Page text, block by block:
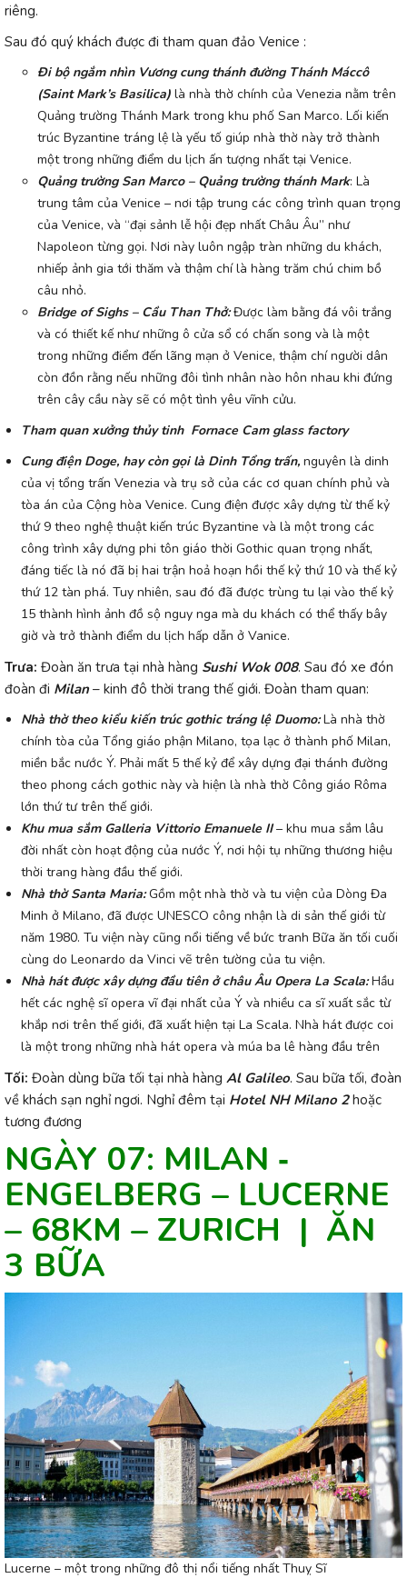
riêng.
Sau đó quý khách được đi tham quan đảo Venice :
Đi bộ ngắm nhìn Vương cung thánh đường Thánh Máccô
(Saint Mark’s Basilica) là nhà thờ chính của Venezia nằm trên
Quảng trường Thánh Mark trong khu phố San Marco. Lối kiến
trúc Byzantine tráng lệ là yếu tố giúp nhà thờ này trở thành
một trong những điểm du lịch ấn tượng nhất tại Venice.
Quảng trường San Marco – Quảng trường thánh Mark: Là
trung tâm của Venice – nơi tập trung các công trình quan trọng
của Venice, và “đại sảnh lễ hội đẹp nhất Châu Âu” như
Napoleon từng gọi. Nơi này luôn ngập tràn những du khách,
nhiếp ảnh gia tới thăm và thậm chí là hàng trăm chú chim bồ
câu nhỏ.
Bridge of Sighs – Cầu Than Thở:Được làm bằng đá vôi trắng
và có thiết kế như những ô cửa sổ có chấn song và là một
trong những điểm đến lãng mạn ở Venice, thậm chí người dân
còn đồn rằng nếu những đôi tình nhân nào hôn nhau khi đứng
trên cây cầu này sẽ có một tình yêu vĩnh cửu.
Tham quan xưởng thủy tinh Fornace Cam glass factory
Cung điện Doge, hay còn gọi là Dinh Tổng trấn, nguyên là dinh
của vị tổng trấn Venezia và trụ sở của các cơ quan chính phủ và
tòa án của Cộng hòa Venice. Cung điện được xây dựng từ thế kỷ
thứ 9 theo nghệ thuật kiến trúc Byzantine và là một trong các
công trình xây dựng phi tôn giáo thời Gothic quan trọng nhất,
đáng tiếc là nó đã bị hai trận hoả hoạn hồi thế kỷ thứ 10 và thế kỷ
thứ 12 tàn phá. Tuy nhiên, sau đó đã được trùng tu lại vào thế kỷ
15 thành hình ảnh đồ sộ nguy nga mà du khách có thể thấy bây
giờ và trở thành điểm du lịch hấp dẫn ở Vanice.
Trưa: Đoàn ăn trưa tại nhà hàng Sushi Wok 008. Sau đó xe đón
đoàn đi Milan – kinh đô thời trang thế giới. Đoàn tham quan:
Nhà thờ theo kiểu kiến trúc gothic tráng lệ Duomo:Là nhà thờ
chính tòa của Tổng giáo phận Milano, tọa lạc ở thành phố Milan,
miền bắc nước Ý. Phải mất 5 thế kỷ để xây dựng đại thánh đường
theo phong cách gothic này và hiện là nhà thờ Công giáo Rôma
lớn thứ tư trên thế giới.
Khu mua sắm Galleria Vittorio Emanuele II– khu mua sắm lâu
đời nhất còn hoạt động của nước Ý, nơi hội tụ những thương hiệu
thời trang hàng đầu thế giới.
Nhà thờ Santa Maria: Gồm một nhà thờ và tu viện của Dòng Đa
Minh ở Milano, đã được UNESCO công nhận là di sản thế giới từ
năm 1980. Tu viện này cũng nổi tiếng về bức tranh Bữa ăn tối cuối
cùng do Leonardo da Vinci vẽ trên tường của tu viện.
Nhà hát được xây dựng đầu tiên ở châu Âu Opera La Scala:Hầu
hết các nghệ sĩ opera vĩ đại nhất của Ý và nhiều ca sĩ xuất sắc từ
khắp nơi trên thế giới, đã xuất hiện tại La Scala. Nhà hát được coi
là một trong những nhà hát opera và múa ba lê hàng đầu trên
Tối: Đoàn dùng bữa tối tại nhà hàng Al Galileo. Sau bữa tối, đoàn
về khách sạn nghỉ ngơi. Nghỉ đêm tại Hotel NH Milano 2hoặc
tương đương
NGÀY 07: MILAN ‐
ENGELBERG – LUCERNE
– 68KM – ZURICH | ĂN
3 BỮA
Lucerne – một trong những đô thị nổi tiếng nhất Thuỵ Sĩ